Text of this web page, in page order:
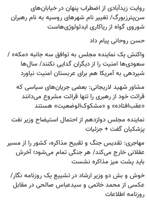
روایت زیدآبادی از اضطراب پنهان در خیابان‌های
سن‌پترزبورگ/ تغییر نام شهرهای روسیه به نام رهبران
شوروی گواه از ریاکاری ایدئولوژی‌هاست
حسن روحانی پیام داد
واکنش یک نماینده مجلس به توافق سه جانبه «مکه» /
سعودی‌ها امنیت را از دیگران گدایی نکنند/ سال‌ها
شیردهی به آمریکا هم برای عربستان امنیت نیاورد
مشاور شهید لاریجانی: بعضی جریان‌های سیاسی که
قرائت خود از رهبری را تنها قرائت مشروع می‌دانند
«عقب‌افتاده» و «مشکوک‌الوضعیت» هستند
نماینده مجلس دوازدهم از احتمال استیضاح وزیر نفت
پزشکیان گفت + جزئیات
مهاجری: تقدیس جنگ و تقبیح مذاکره، کشور را از مسیر
عقلانی خارج می‌کند/ هر جنگی تمام می‌شود؛ آخرش
باید پشت میز مذاکره نشست
خوش و بش دو وزیر ارشاد در تشییع یک روزنامه نگار/
عکسی از محمد خاتمی و سیدعباس صالحی در مقابل
روزنامه اطلاعات